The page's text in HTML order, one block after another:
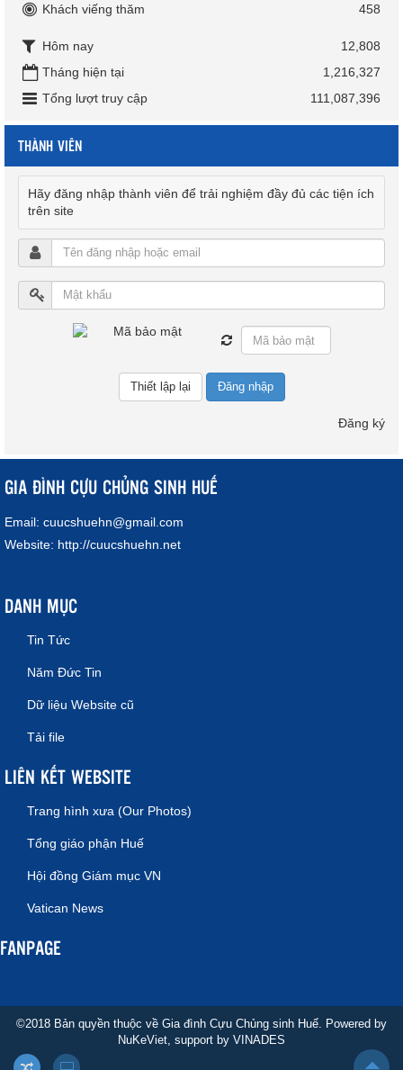
Khách viếng thăm
458
Hôm nay
12,808
Tháng hiện tại
1,216,327
Tổng lượt truy cập
111,087,396
THÀNH VIÊN
Hãy đăng nhập thành viên để trải nghiệm đầy đủ các tiện ích
trên site
Đăng nhập
Đăng ký
GIA ĐÌNH CỰU CHỦNG SINH HUẾ
Email: cuucshuehn@gmail.com
Website: http://cuucshuehn.net
DANH MỤC
Tin Tức
Năm Đức Tin
Dữ liệu Website cũ
Tải file
LIÊN KẾT WEBSITE
Trang hình xưa (Our Photos)
Tổng giáo phận Huế
Hội đồng Giám mục VN
Vatican News
FANPAGE
©2018 Bản quyền thuộc về Gia đình Cựu Chủng sinh Huế. Powered by
NuKeViet , support by VINADES